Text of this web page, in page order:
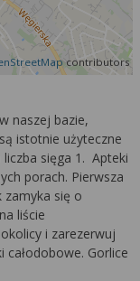
contributors
naszej bazie,
istotnie użyteczne
liczba sięga 1. Apteki
porach. Pierwsza
zamyka się o
liście
i zarezerwuj
całodobowe. Gorlice